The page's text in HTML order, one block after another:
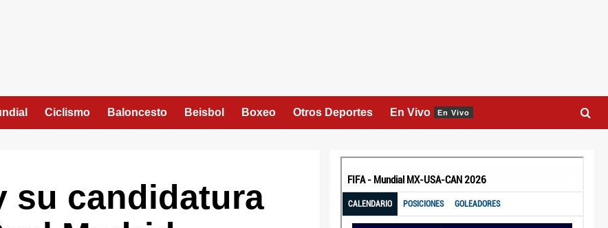
Ciclismo Baloncesto Beisbol Boxeo Otros Deportes En Vivo En Vivo
su candidatura